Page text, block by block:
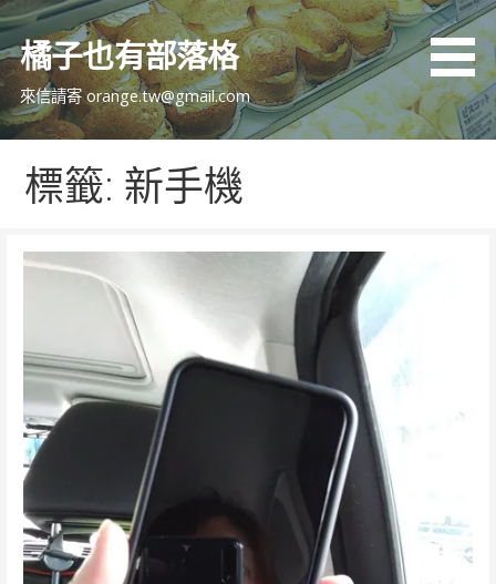
跳
主
內
橘子也有部落格
來信請寄 orange.tw@gmail.com
標籤: 新手機